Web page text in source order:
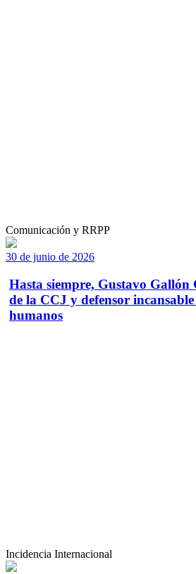
Comunicación y RRPP
30 de junio de 2026
Hasta siempre, Gustavo
de la CCJ y defensor incansable
humanos
Incidencia Internacional